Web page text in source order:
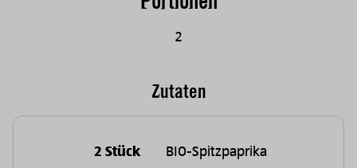
2
Zutaten
2 Stück
BIO-Spitzpaprika